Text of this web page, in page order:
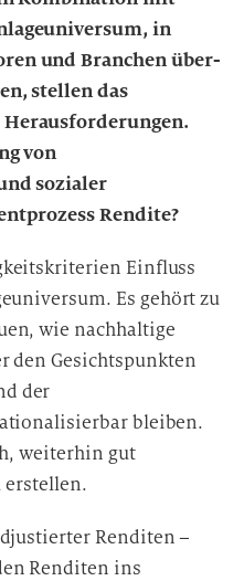
in
und Branchen über-
stellen das
von
sozialer
Rendite?
Einfluss
Es gehört zu
wie nachhaltige
den Gesichtspunkten
der
bleiben.
weiterhin gut
Renditen –
Renditen ins